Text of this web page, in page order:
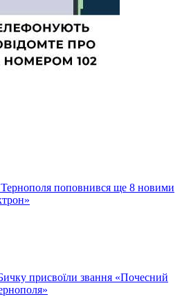
поповнився ще 8 новими
присвоїли звання «Почесний